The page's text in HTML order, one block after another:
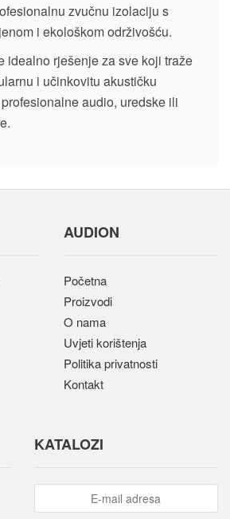
zvučnu izolaciju s
i ekološkom održivošću.
idealno rješenje za sve koji traže
i učinkovitu akustičku
audio, uredske ili
AUDION
Početna
Proizvodi
O nama
Uvjeti korištenja
Politika privatnosti
Kontakt
KATALOZI